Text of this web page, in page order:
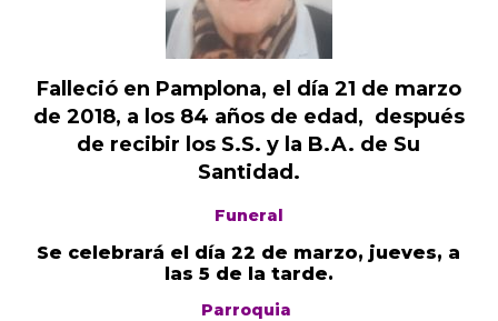
Falleció en Pamplona, el día 21 de marzo
de 2018, a los 84 años de edad, después
de recibir los S.S. y la B.A. de Su
Santidad.
Funeral
Se celebrará el día 22 de marzo, jueves, a
las 5 de la tarde.
Parroquia